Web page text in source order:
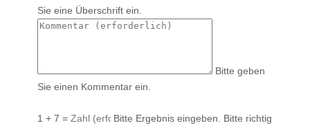
Sie eine Überschrift ein.
Bitte geben
Sie einen Kommentar ein.
1 + 7 = Bitte Ergebnis eingeben. Bitte richtig